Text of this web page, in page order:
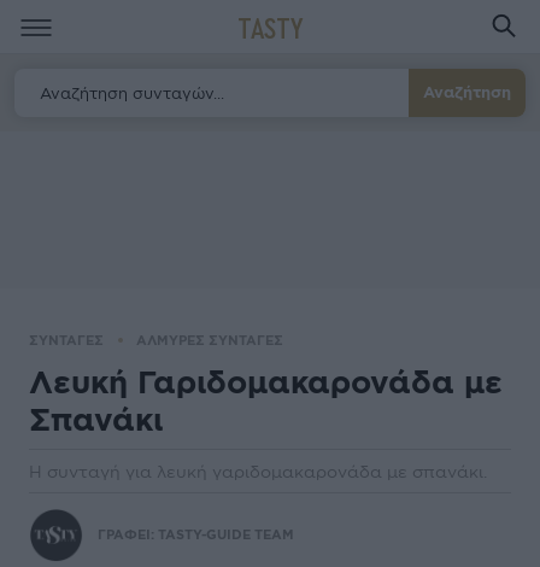
TASTY
Αναζήτηση
ΣΥΝΤΑΓΕΣ ΑΛΜΥΡΕΣ ΣΥΝΤΑΓΕΣ
Λευκή Γαριδομακαρονάδα με
Σπανάκι
Η συνταγή για λευκή γαριδομακαρονάδα με σπανάκι.
ΓΡΑΦΕΙ: TASTY-GUIDE TEAM